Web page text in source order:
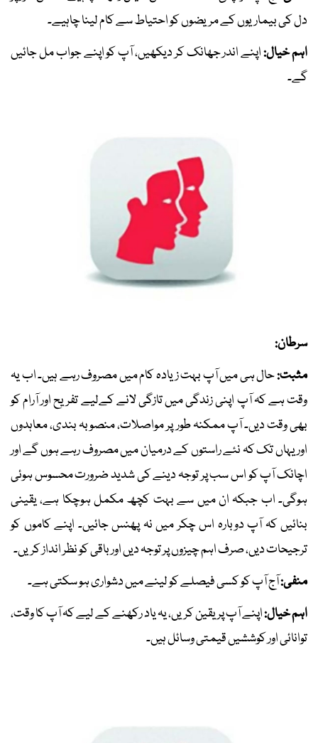
دل کی بیماریوں کے مریضوں کو احتیاط سے کام لینا چاہیے۔
اہم خیال:اپنے اندر جھانک کر دیکھیں، آپ کو اپنے جواب مل جائیں
گے۔
سرطان:
مثبت:حال ہی میں آپ بہت زیادہ کام میں مصروف رہے ہیں۔ اب یہ
وقت ہے کہ آپ اپنی زندگی میں تازگی لانے کےلیے تفریح اور آرام کو
بھی وقت دیں۔ آپ ممکنہ طور پر مواصلات، منصوبہ بندی، معاہدوں
اور یہاں تک کہ نئے راستوں کے درمیان میں مصروف رہے ہوں گے اور
اچانک آپ کو اس سب پر توجہ دینے کی شدید ضرورت محسوس ہوئی
ہوگی۔ اب جبکہ ان میں سے بہت کچھ مکمل ہوچکا ہے، یقینی
بنائیں کہ آپ دوبارہ اس چکر میں نہ پھنس جائیں۔ اپنے کاموں کو
ترجیحات دیں، صرف اہم چیزوں پر توجہ دیں اور باقی کو نظر انداز کریں۔
منفی:آج آپ کو کسی فیصلے کو لینے میں دشواری ہو سکتی ہے۔
اہم خیال:اپنے آپ پر یقین کریں، یہ یاد رکھنے کے لیے کہ آپ کا وقت،
توانائی اور کوششیں قیمتی وسائل ہیں۔